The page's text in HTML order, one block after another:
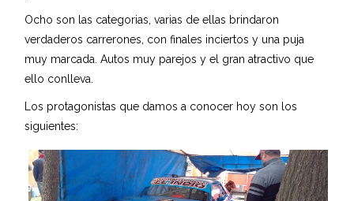
Ocho son las categorias, varias de ellas brindaron
verdaderos carrerones, con finales inciertos y una puja
muy marcada. Autos muy parejos y el gran atractivo que
ello conlleva.
Los protagonistas que damos a conocer hoy son los
siguientes: